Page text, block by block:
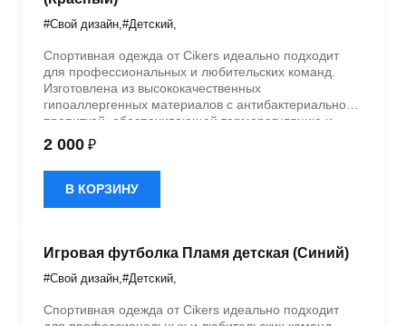
#Свой дизайн #Детский
Спортивная одежда от Cikers идеально подходит
для профессиональных и любительских команд.
Изготовлена из высококачественных
гипоаллергенных материалов с антибактериальной
пропиткой, обеспечивающей терморегуляцию и
быстрое влагоотведение. Одежда обладает
эластичностью в 5 направлениях и стильным
дизайном.
2 000 ₽
В КОРЗИНУ
Игровая футболка Пламя детская (Синий)
#Свой дизайн #Детский
Спортивная одежда от Cikers идеально подходит